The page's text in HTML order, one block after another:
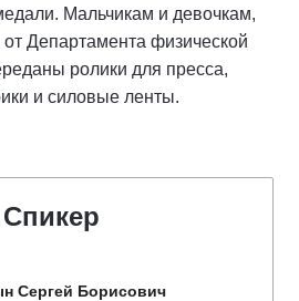
Мальчикам и девочкам,
Департамента физической
ролики для пресса,
и силовые ленты.
Спикер
Сергей Борисович